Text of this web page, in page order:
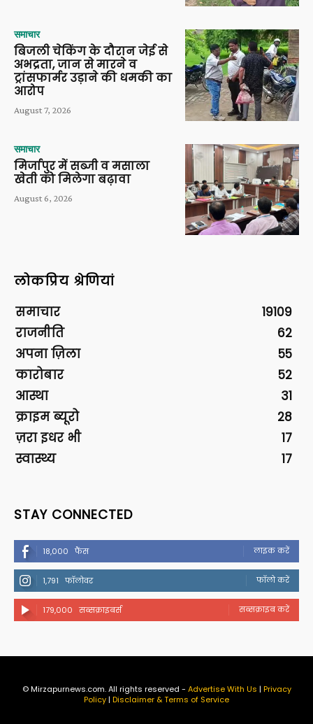
समाचार
बिजली चेकिंग के दौरान जेई से
अभद्रता, जान से मारने व
ट्रांसफार्मर उड़ाने की धमकी का
आरोप
August 7, 2026
समाचार
मिर्जापुर में सब्जी व मसाला
खेती को मिलेगा बढ़ावा
August 6, 2026
लोकप्रिय श्रेणियां
समाचार
19109
राजनीति
62
अपना ज़िला
55
कारोबार
52
आस्था
31
क्राइम ब्यूरो
28
ज़रा इधर भी
17
स्वास्थ्य
17
STAY CONNECTED
18,000 फैंस लाइक करें
1,791 फॉलोवर फॉलो करें
179,000 सब्सक्राइबर्स सब्सक्राइब करें
© Mirzapurnews.com. All rights reserved - Advertise With Us | Privacy
Policy| Disclaimer & Terms of Service